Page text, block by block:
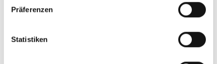
Präferenzen
Statistiken
für Kolleg:innen in Praxis, Klinik und Therapie.